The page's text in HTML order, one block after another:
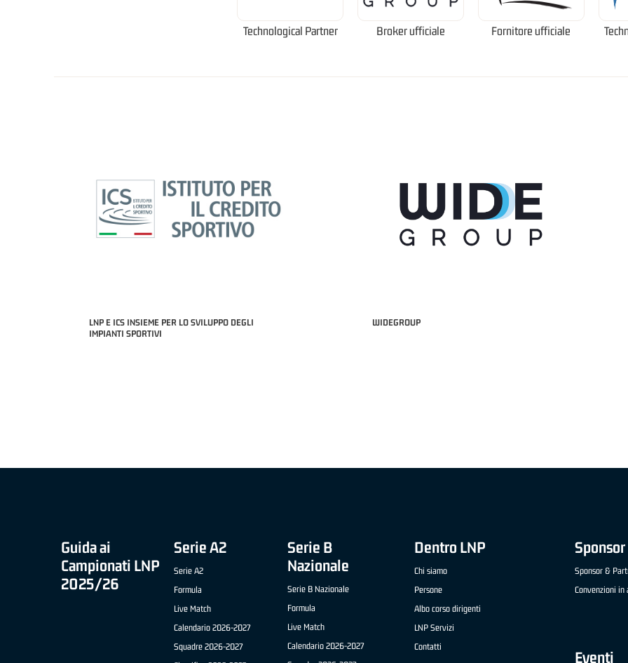
Technological Partner Broker ufficiale Fornitore ufficiale
LNP E ICS INSIEME PER LO SVILUPPO DEGLI
IMPIANTI SPORTIVI
WIDEGROUP
Guida ai
Campionati LNP
2025/26
Serie A2
Serie A2
Formula
Live Match
Calendario 2026-2027
Squadre 2026-2027
Serie B
Nazionale
Serie B Nazionale
Formula
Live Match
Calendario 2026-2027
Dentro LNP
Chi siamo
Persone
Albo corso dirigenti
LNP Servizi
Contatti
Sponsor &
Convenzioni in
Eventi